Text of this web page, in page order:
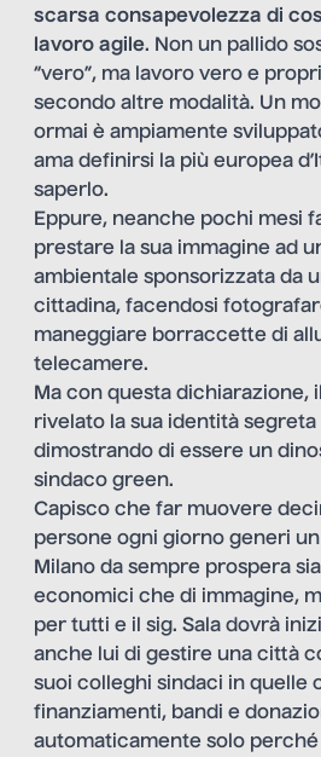
scarsa consapevolezza di
lavoro agile. Non un pallido
“vero”, ma lavoro vero e
secondo altre modalità. Un
ormai è ampiamente
ama definirsi la più europea
saperlo.
Eppure, neanche pochi mesi
prestare la sua immagine ad
ambientale sponsorizzata da
cittadina, facendosi
maneggiare borraccette di
telecamere.
Ma con questa dichiarazione,
rivelato la sua identità
dimostrando di essere un
sindaco green.
Capisco che far muovere
persone ogni giorno generi
Milano da sempre prospera
economici che di immagine,
per tutti e il sig. Sala dovrà
anche lui di gestire una città
suoi colleghi sindaci in quelle
finanziamenti, bandi e
automaticamente solo perché